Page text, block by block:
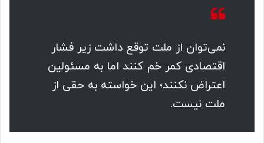
نمی‌توان از ملت توقع داشت زیر فشار
اقتصادی کمر خم کنند اما به مسئولین
اعتراض نکنند؛ این خواسته به حقی از
ملت نیست.